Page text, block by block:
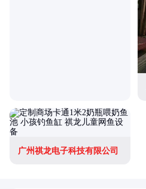
广州祺龙电子科技有限公司